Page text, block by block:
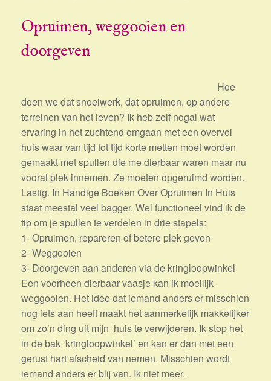
Opruimen, weggooien en
doorgeven
Hoe
doen we dat snoeiwerk, dat opruimen, op andere
terreinen van het leven? Ik heb zelf nogal wat
ervaring in het zuchtend omgaan met een overvol
huis waar van tijd tot tijd korte metten moet worden
gemaakt met spullen die me dierbaar waren maar nu
vooral plek innemen. Ze moeten opgeruimd worden.
Lastig. In Handige Boeken Over Opruimen In Huis
staat meestal veel bagger. Wel functioneel vind ik de
tip om je spullen te verdelen in drie stapels:
1- Opruimen, repareren of betere plek geven
2- Weggooien
3- Doorgeven aan anderen via de kringloopwinkel
Een voorheen dierbaar vaasje kan ik moeilijk
weggooien. Het idee dat iemand anders er misschien
nog iets aan heeft maakt het aanmerkelijk makkelijker
om zo’n ding uit mijn huis te verwijderen. Ik stop het
in de bak ‘kringloopwinkel’ en kan er dan met een
gerust hart afscheid van nemen. Misschien wordt
iemand anders er blij van. Ik niet meer.